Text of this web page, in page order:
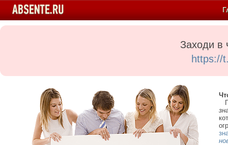
Заходи в
https://